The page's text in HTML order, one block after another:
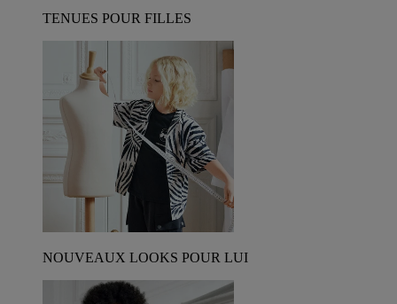
TENUES POUR FILLES
NOUVEAUX LOOKS POUR LUI